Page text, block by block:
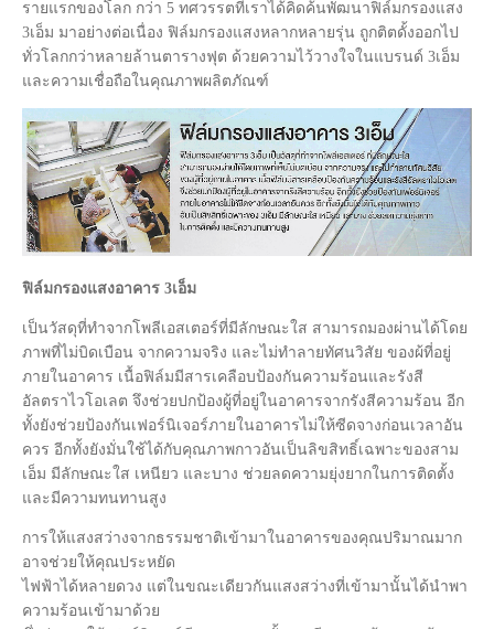
รายแรกของโลก กว่า 5 ทศวรรตที่เราได้คิดค้นพัฒนาฟิล์มกรองแสง
3เอ็ม มาอย่างต่อเนื่อง ฟิล์มกรองแสงหลากหลายรุ่น ถูกติตดั้งออกไป
ทั่วโลกกว่าหลายล้านตารางฟุต ด้วยความไว้วางใจในแบรนด์ 3เอ็ม
และความเชื่อถือในคุณภาพผลิตภัณฑ์
ฟิล์มกรองแสงอาคาร 3เอ็ม
เป็นวัสดุที่ทำจากโพลีเอสเตอร์ที่มีลักษณะใส สามารถมองผ่านได้โดย
ภาพที่ไม่บิดเบือน จากความจริง และไม่ทำลายทัศนวิสัย ของผ้ที่อยู่
ภายในอาคาร เนื้อฟิล์มมีสารเคลือบป้องกันความร้อนและรังสี
อัลตราไวโอเลต จึงช่วยปกป้องผู้ที่อยู่ในอาคารจากรังสีความร้อน อีก
ทั้งยังช่วยป้องกันเฟอร์นิเจอร์ภายในอาคารไม่ให้ซีดจางก่อนเวลาอัน
ควร อีกทั้งยังมั่นใช้ได้กับคุณภาพกาวอันเป็นลิขสิทธิ์เฉพาะของสาม
เอ็ม มีลักษณะใส เหนียว และบาง ช่วยลดความยุ่งยากในการติดตั้ง
และมีความทนทานสูง
การให้แสงสว่างจากธรรมชาติเข้ามาในอาคารของคุณปริมาณมาก
อาจช่วยให้คุณประหยัด
ไฟฟ้าได้หลายดวง แต่ในขณะเดียวกันแสงสว่างที่เข้ามานั้นได้นำพา
ความร้อนเข้ามาด้วย